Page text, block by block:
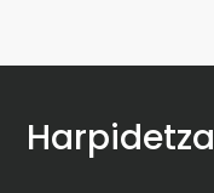
Harpidetza